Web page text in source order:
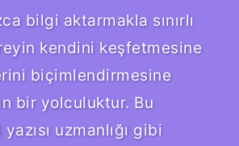
bilgi aktarmakla sınırlı
kendini keşfetmesine
biçimlendirmesine
bir yolculuktur. Bu
uzmanlığı gibi